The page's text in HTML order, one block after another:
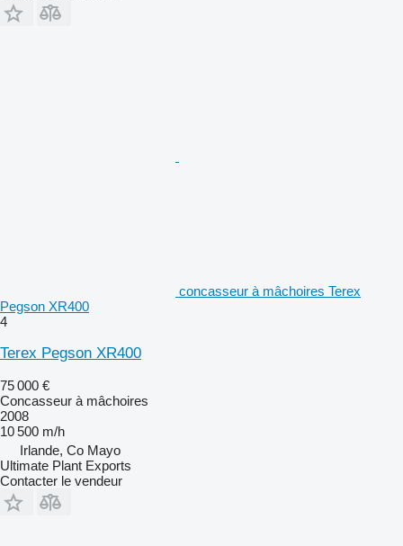
concasseur à mâchoires Terex
Pegson XR400
4
Terex Pegson XR400
75 000 €
Concasseur à mâchoires
2008
10 500 m/h
Irlande, Co Mayo
Ultimate Plant Exports
Contacter le vendeur